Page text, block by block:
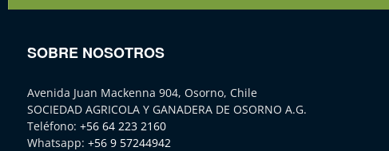
SOBRE NOSOTROS
Avenida Juan Mackenna 904, Osorno, Chile
SOCIEDAD AGRICOLA Y GANADERA DE OSORNO A.G.
Teléfono: +56 64 223 2160
Whatsapp: +56 9 57244942